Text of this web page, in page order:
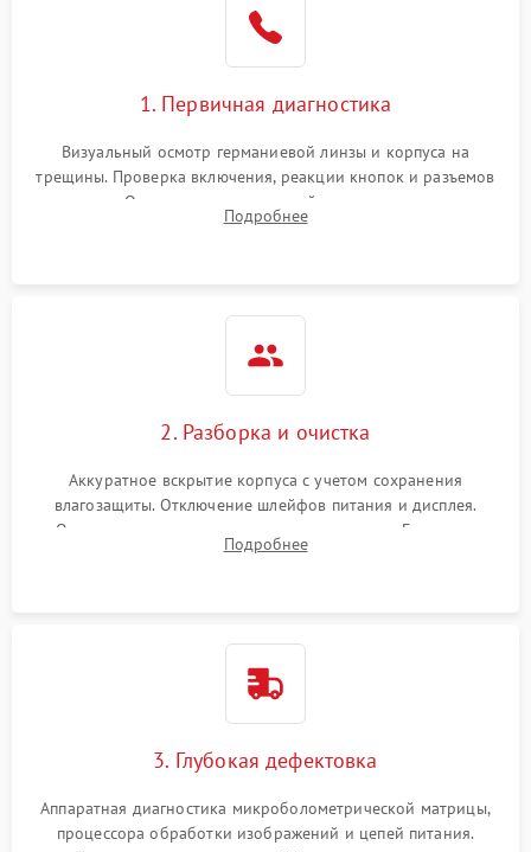
1. Первичная диагностика
Визуальный осмотр германиевой линзы и корпуса на
трещины. Проверка включения, реакции кнопок и разъемов
зарядки. Оценка вывода тепловой сигнатуры на экран,
проверка базовых функций и считывание системных
Подробнее
2. Разборка и очистка
Аккуратное вскрытие корпуса с учетом сохранения
влагозащиты. Отключение шлейфов питания и дисплея.
Очистка внутренних плат от окислов и пыли. Бережная
обработка германиевого объектива специализированными
Подробнее
3. Глубокая дефектовка
Аппаратная диагностика микроболометрической матрицы,
процессора обработки изображений и цепей питания.